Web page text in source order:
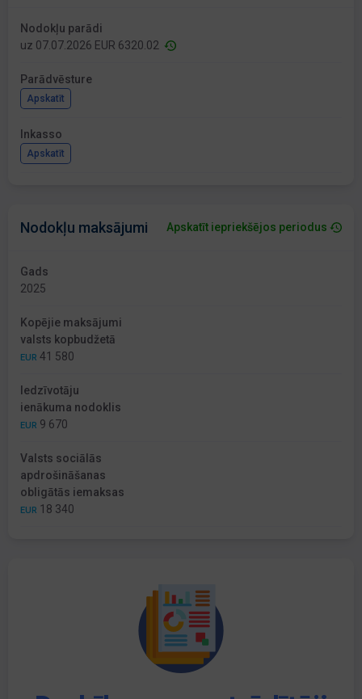
Nodokļu parādi
uz 07.07.2026 EUR 6320.02
Parādvēsture
Apskatīt
Inkasso
Apskatīt
Nodokļu maksājumi Apskatīt iepriekšējos periodus
Gads
2025
Kopējie maksājumi
valsts kopbudžetā
EUR 41 580
Iedzīvotāju
ienākuma nodoklis
EUR 9 670
Valsts sociālās
apdrošināšanas
obligātās iemaksas
EUR 18 340